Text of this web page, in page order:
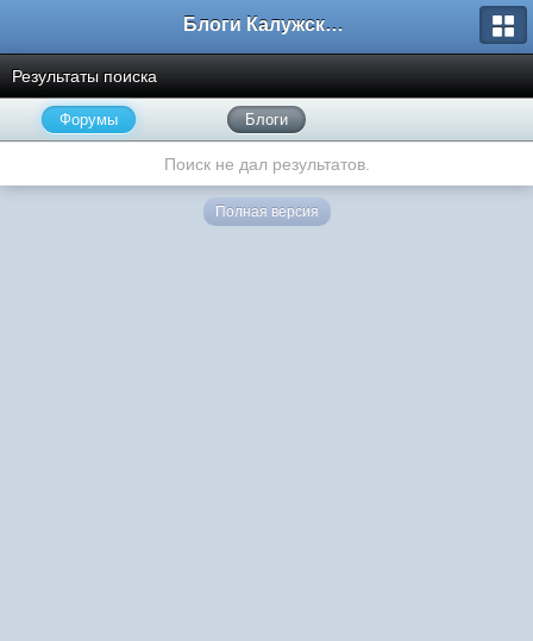
Блоги Калужского перекрестка
Результаты поиска
Форумы Блоги
Поиск не дал результатов.
Полная версия